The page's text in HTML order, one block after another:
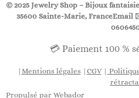
© 2025 Jewelry Shop – Bijoux
35600 Sainte-Marie, FranceEmail
💳 Paiement 100 %
| Mentions légales | CGV|
Propulsé par Webador